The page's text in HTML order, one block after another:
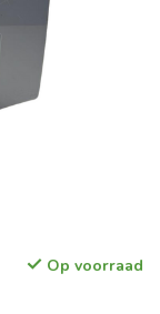
Op voorraad